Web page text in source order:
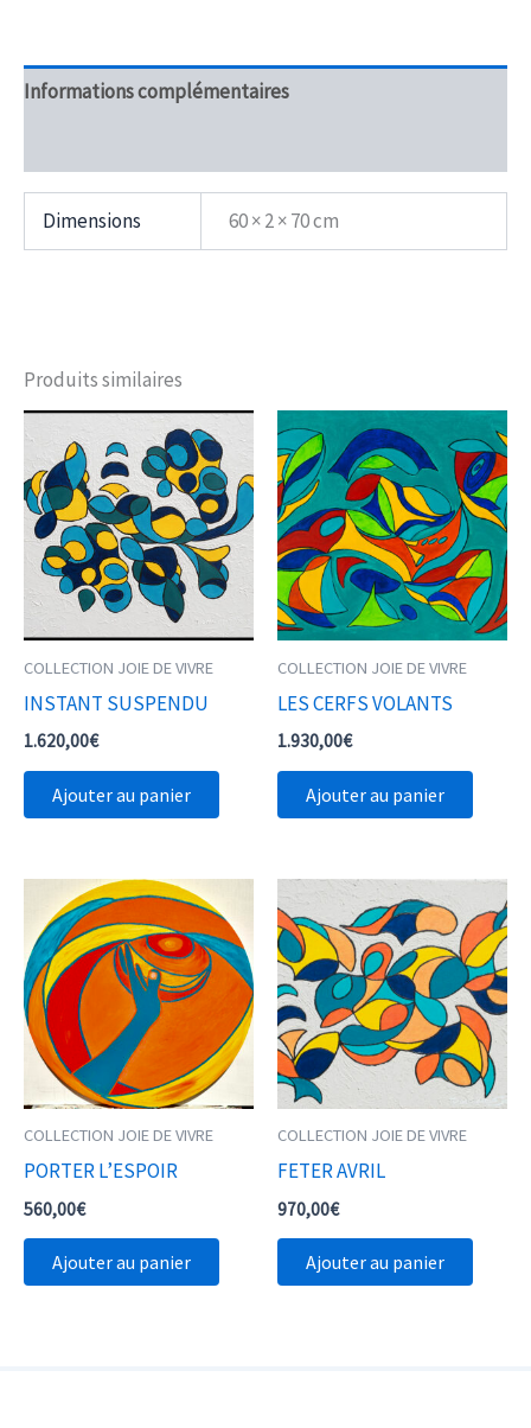
Informations complémentaires
Dimensions 60 × 2 × 70 cm
Produits similaires
COLLECTION JOIE DE VIVRE
INSTANT SUSPENDU
1.620,00€
Ajouter au panier
COLLECTION JOIE DE VIVRE
LES CERFS VOLANTS
1.930,00€
Ajouter au panier
COLLECTION JOIE DE VIVRE
PORTER L’ESPOIR
560,00€
Ajouter au panier
COLLECTION JOIE DE VIVRE
FETER AVRIL
970,00€
Ajouter au panier